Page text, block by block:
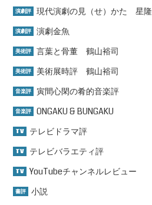
演劇評 現代演劇の見（せ）かた 星
演劇評 演劇金魚
美術評 言葉と骨董 鶴山裕司
美術評 美術展時評 鶴山裕司
音楽評 寅間心閑の肴的音楽評
音楽評 ONGAKU & BUNGAKU
TV テレビドラマ評
TV テレビバラエティ評
TV YouTubeチャンネルレビュー
書評 小説